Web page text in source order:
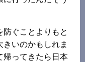
防ぐことよりもと
いのかもしれま
帰ってきたら日本